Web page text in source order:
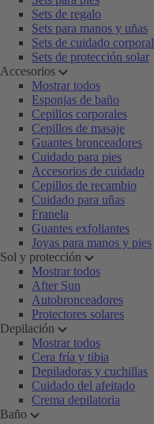
Sets de regalo
Sets para manos y uñas
Sets de cuidado corporal
Sets de protección solar
Accesorios
Mostrar todos
Esponjas de baño
Cepillos corporales
Cepillos de masaje
Guantes bronceadores
Cuidado para pies
Accesorios de cuidado
Cepillos de recambio
Cuidado para uñas
Franela
Guantes exfoliantes
Joyas para manos y pies
Sol y protección
Mostrar todos
After Sun
Autobronceadores
Protectores solares
Depilación
Mostrar todos
Cera fría y tibia
Depiladoras y cuchillas
Cuidado del afeitado
Crema depilatoria
Baño